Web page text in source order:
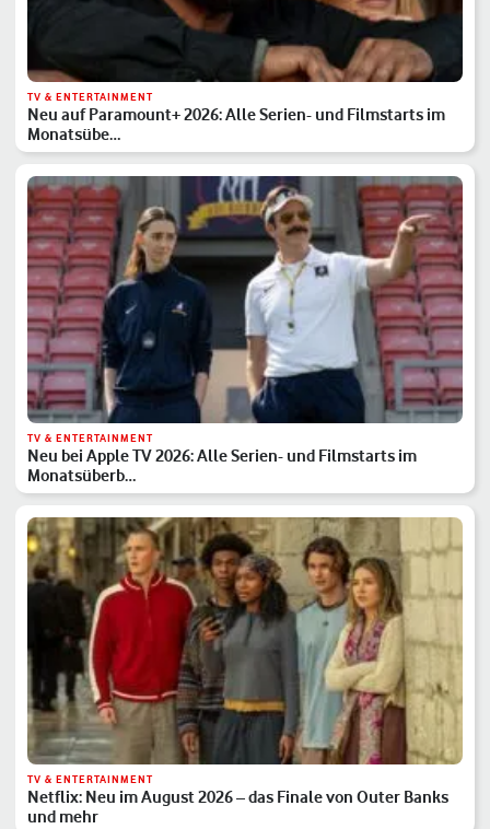
TV & ENTERTAINMENT
Neu auf Paramount+ 2026: Alle Serien- und Filmstarts im
Monatsübe…
TV & ENTERTAINMENT
Neu bei Apple TV 2026: Alle Serien- und Filmstarts im
Monatsüberb…
TV & ENTERTAINMENT
Netflix: Neu im August 2026 – das Finale von Outer Banks
und mehr